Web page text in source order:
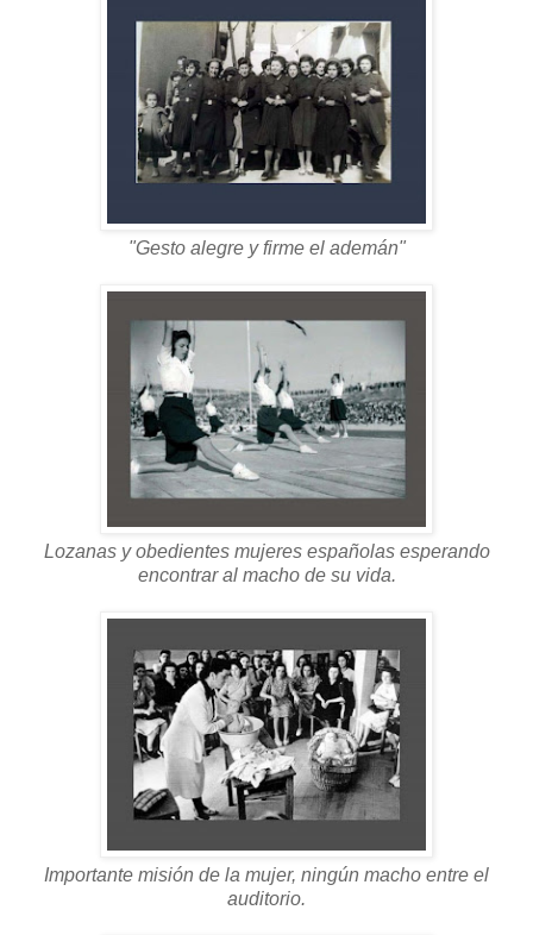
"Gesto alegre y firme el ademán"
Lozanas y obedientes mujeres españolas esperando
encontrar al macho de su vida.
Importante misión de la mujer, ningún macho entre el
auditorio.